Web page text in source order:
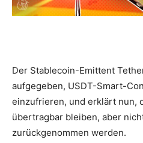
Der Stablecoin-Emittent
aufgegeben, USDT-Smart-
einzufrieren, und erklärt nun,
übertragbar bleiben, aber
zurückgenommen werden.